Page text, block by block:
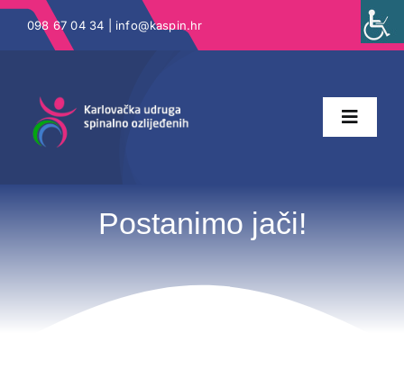
Skip
098 67 04 34 | info@kaspin.hr
Toggle
Katalog prava
Postanimo jači!